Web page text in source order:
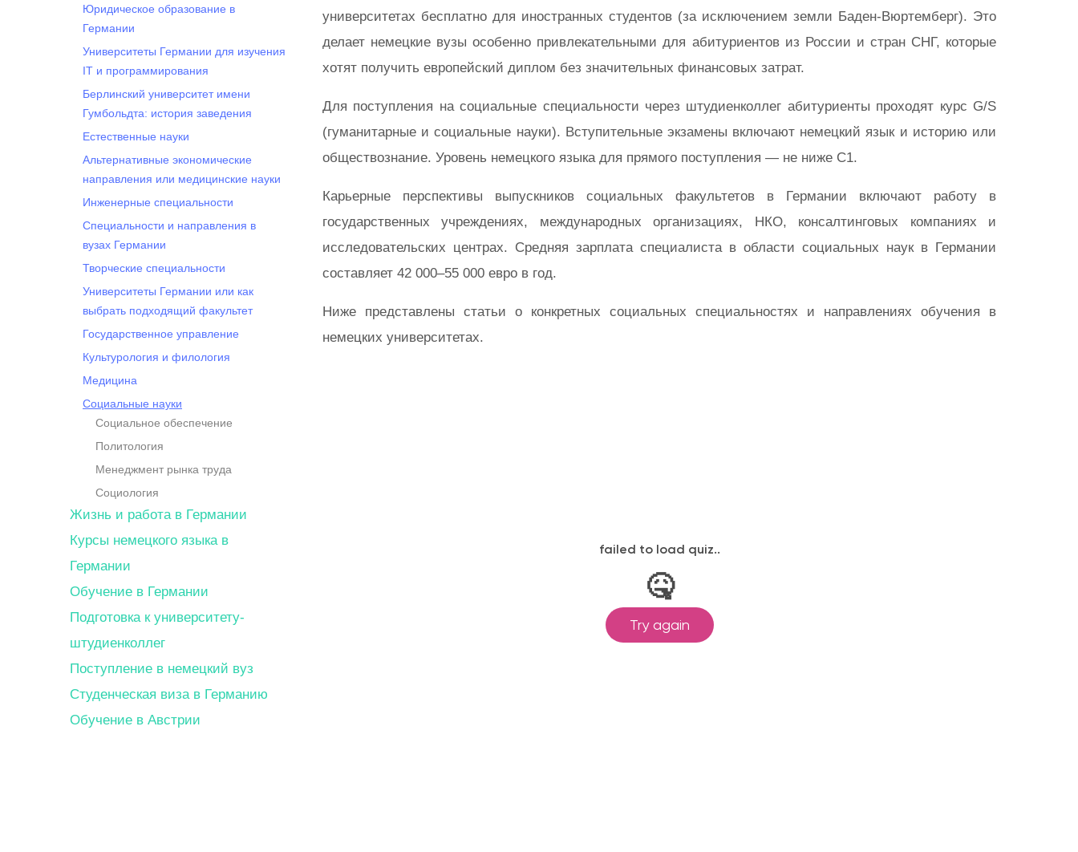
Юридическое образование в
Германии
Университеты Германии для изучения
IT и программирования
Берлинский университет имени
Гумбольдта: история заведения
Естественные науки
Альтернативные экономические
направления или медицинские науки
Инженерные специальности
Специальности и направления в
вузах Германии
Творческие специальности
Университеты Германии или как
выбрать подходящий факультет
Государственное управление
Культурология и филология
Медицина
Социальные науки
Социальное обеспечение
Политология
Менеджмент рынка труда
Социология
Жизнь и работа в Германии
Курсы немецкого языка в
Германии
Обучение в Германии
Подготовка к университету-
штудиенколлег
Поступление в немецкий вуз
Студенческая виза в Германию
Обучение в Австрии
университетах бесплатно для иностранных студентов (за исключением земли Баден-Вюртемберг). Это
делает немецкие вузы особенно привлекательными для абитуриентов из России и стран СНГ, которые
хотят получить европейский диплом без значительных финансовых затрат.
Для поступления на социальные специальности через штудиенколлег абитуриенты проходят курс G/S
(гуманитарные и социальные науки). Вступительные экзамены включают немецкий язык и историю или
обществознание. Уровень немецкого языка для прямого поступления — не ниже C1.
Карьерные перспективы выпускников социальных факультетов в Германии включают работу в
государственных учреждениях, международных организациях, НКО, консалтинговых компаниях и
исследовательских центрах. Средняя зарплата специалиста в области социальных наук в Германии
составляет 42 000–55 000 евро в год.
Ниже представлены статьи о конкретных социальных специальностях и направлениях обучения в
немецких университетах.